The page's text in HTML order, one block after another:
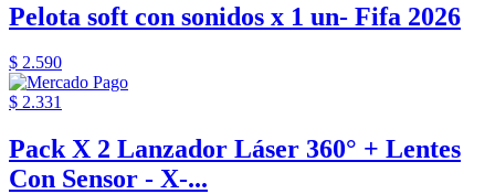
Pelota soft con sonidos x 1 un- Fifa 2026
$ 2.590
$ 2.331
Pack X 2 Lanzador Láser 360° + Lentes
Con Sensor - X-...